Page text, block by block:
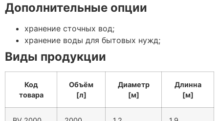
Дополнительные опции
хранение сточных вод;
хранение воды для бытовых нужд;
Виды продукции
Код
товара
Объём
[л]
Диаметр
[м]
Длинна
[м]